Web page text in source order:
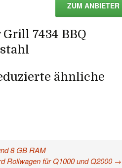
ZUM ANBIETER
7434 BBQ
ähnliche
8 GB RAM
Rollwagen für Q1000 und Q2000 →